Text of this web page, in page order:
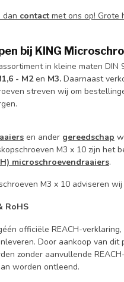
dan contact met ons op! Grote
bij KING
in kleine maten DIN
- M2en M3. Daarnaast
streven wij om
en ander gereedschap
M3 x 10 zijn het
microschroevendraaiers.
M3 x 10 adviseren
RoHS
officiële REACH-
Door aankoop van
zonder aanvullende
worden ontleend.